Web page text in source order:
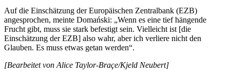
Auf die Einschätzung der Europäischen Zentralbank (EZB)
angesprochen, meinte Domański: „Wenn es eine tief hängende
Frucht gibt, muss sie stark befestigt sein. Vielleicht ist [die
Einschätzung der EZB] also wahr, aber ich verliere nicht den
Glauben. Es muss etwas getan werden“.
[Bearbeitet von Alice Taylor-Braçe/Kjeld Neubert]